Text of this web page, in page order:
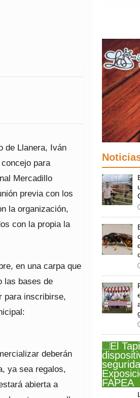
de Llanera, Iván
para
Mercadillo
previa con los
la organización,
con la propia la
en una carpa que
las bases de
para inscribirse,
deberán
ya sea regalos,
abierta a